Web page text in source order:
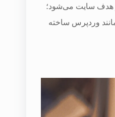
و هدف سایت می‌شود؛
وردپرس ساخته